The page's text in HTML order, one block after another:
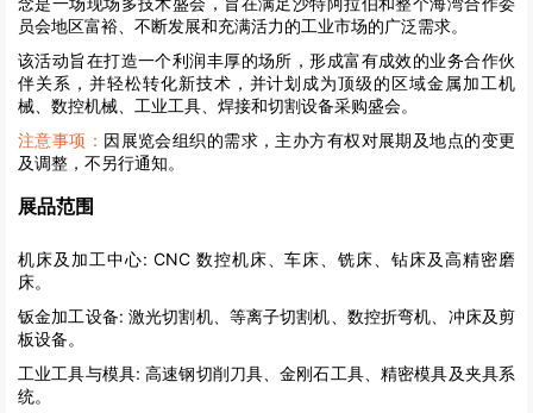
员会地区富裕、不断发展和充满活力的工业市场的广泛需求。
该活动旨在打造一个利润丰厚的场所，形成富有成效的业务合作伙
伴关系，并轻松转化新技术，并计划成为顶级的区域金属加工机
械、数控机械、工业工具、焊接和切割设备采购盛会。
注意事项： 因展览会组织的需求，主办方有权对展期及地点的变更
及调整，不另行通知。
展品范围
机床及加工中心: CNC 数控机床、车床、铣床、钻床及高精密磨
床。
钣金加工设备: 激光切割机、等离子切割机、数控折弯机、冲床及剪
板设备。
工业工具与模具: 高速钢切削刀具、金刚石工具、精密模具及夹具系
统。